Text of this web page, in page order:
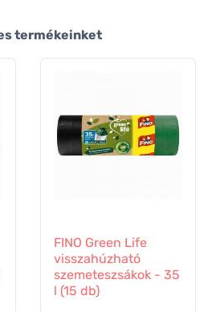
termékeinket
FINO Green Life
visszahúzható
szemeteszsákok - 35
l (15 db)